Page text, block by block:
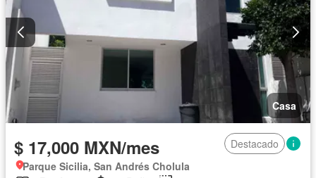
Casa
$ 17,000 MXN/mes
Destacado
Parque Sicilia, San Andrés Cholula